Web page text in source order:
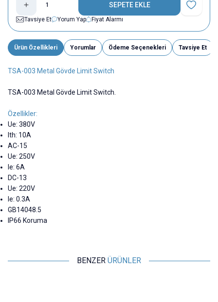
SEPETE EKLE
Favoriye
Tavsiye Et
Yorum Yap Fiyat Alarmı
Ürün Özellikleri Yorumlar Ödeme Seçenekleri Tavsiye Et
TSA-003 Metal Gövde Limit Switch
TSA-003 Metal Gövde Limit Switch.
Özellikler:
Ue: 380V
Ith: 10A
AC-15
Ue: 250V
Ie: 6A
DC-13
Ue: 220V
Ie: 0.3A
GB14048.5
IP66 Koruma
BENZER ÜRÜNLER